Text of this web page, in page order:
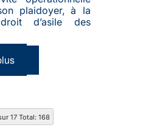
plaidoyer, à la
d’asile des
17 Total: 168